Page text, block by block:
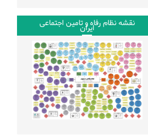
نقشه نظام رفاه و تامین اجتماعی
ایران